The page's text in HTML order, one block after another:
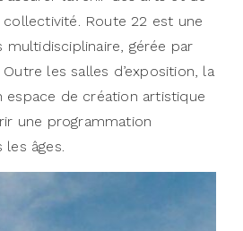
Route 22 est une
multidisciplinaire, gérée par
les salles d’exposition, la
espace de création artistique
une programmation
âges.